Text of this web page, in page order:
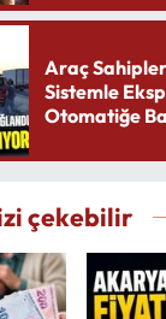
Araç
Sistemle
Otomatiğe
çekebilir